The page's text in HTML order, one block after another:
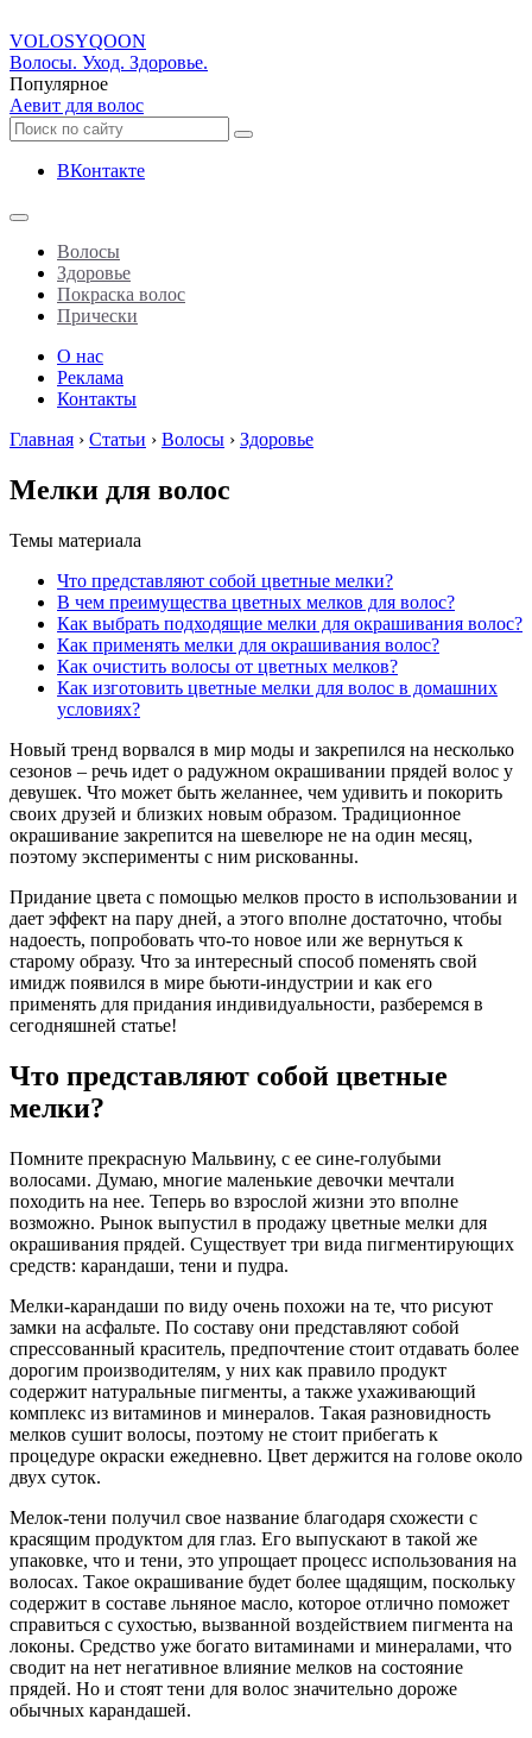
VOLOSYQOON
Волосы. Уход. Здоровье.
Популярное
Аевит для волос
ВКонтакте
Волосы
Здоровье
Покраска волос
Прически
О нас
Реклама
Контакты
Главная › Статьи › Волосы › Здоровье
Мелки для волос
Темы материала
Что представляют собой цветные мелки?
В чем преимущества цветных мелков для волос?
Как выбрать подходящие мелки для окрашивания волос?
Как применять мелки для окрашивания волос?
Как очистить волосы от цветных мелков?
Как изготовить цветные мелки для волос в домашних
условиях?
Новый тренд ворвался в мир моды и закрепился на несколько
сезонов – речь идет о радужном окрашивании прядей волос у
девушек. Что может быть желаннее, чем удивить и покорить
своих друзей и близких новым образом. Традиционное
окрашивание закрепится на шевелюре не на один месяц,
поэтому эксперименты с ним рискованны.
Придание цвета с помощью мелков просто в использовании и
дает эффект на пару дней, а этого вполне достаточно, чтобы
надоесть, попробовать что-то новое или же вернуться к
старому образу. Что за интересный способ поменять свой
имидж появился в мире бьюти-индустрии и как его
применять для придания индивидуальности, разберемся в
сегодняшней статье!
Что представляют собой цветные
мелки?
Помните прекрасную Мальвину, с ее сине-голубыми
волосами. Думаю, многие маленькие девочки мечтали
походить на нее. Теперь во взрослой жизни это вполне
возможно. Рынок выпустил в продажу цветные мелки для
окрашивания прядей. Существует три вида пигментирующих
средств: карандаши, тени и пудра.
Мелки-карандаши по виду очень похожи на те, что рисуют
замки на асфальте. По составу они представляют собой
спрессованный краситель, предпочтение стоит отдавать более
дорогим производителям, у них как правило продукт
содержит натуральные пигменты, а также ухаживающий
комплекс из витаминов и минералов. Такая разновидность
мелков сушит волосы, поэтому не стоит прибегать к
процедуре окраски ежедневно. Цвет держится на голове около
двух суток.
Мелок-тени получил свое название благодаря схожести с
красящим продуктом для глаз. Его выпускают в такой же
упаковке, что и тени, это упрощает процесс использования на
волосах. Такое окрашивание будет более щадящим, поскольку
содержит в составе льняное масло, которое отлично поможет
справиться с сухостью, вызванной воздействием пигмента на
локоны. Средство уже богато витаминами и минералами, что
сводит на нет негативное влияние мелков на состояние
прядей. Но и стоят тени для волос значительно дороже
обычных карандашей.